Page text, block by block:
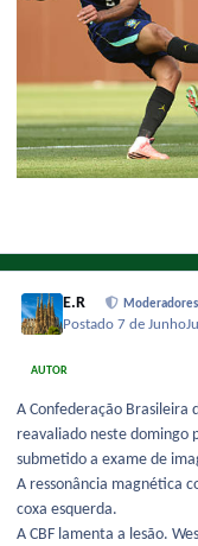
E.R
Postado 7 de Junho
AUTOR
A Confederação Brasileira
reavaliado neste domingo
submetido a exame de
A ressonância magnética
coxa esquerda.
A CBF lamenta a lesão.